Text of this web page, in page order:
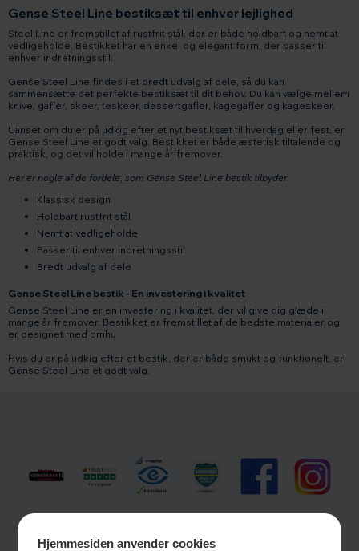
Hjemmesiden anvender cookies
Gense Steel Line bestiksæt til enhver lejlighed
Steel Line er fremstillet af rustfrit stål, der er både holdbart og nemt at
vedligeholde. Bestikket har en enkel og elegant form, der passer til
enhver indretningsstil.
Gense Steel Line findes i et bredt udvalg af dele, så du kan
sammensætte det perfekte bestiksæt til dit behov. Du kan vælge mellem
knive, gafler, skeer, teskeer, dessertgafler, kagegafler og kageskeer.
Uanset om du er på udkig efter et nyt bestiksæt til hverdag eller fest, er
Gense Steel Line et godt valg. Bestikket er både æstetisk tiltalende og
praktisk, og det vil holde i mange år fremover.
Her er nogle af de fordele, som Gense Steel Line bestik tilbyder:
Klassisk design
Holdbart rustfrit stål
Nemt at vedligeholde
Passer til enhver indretningsstil
Bredt udvalg af dele
Gense Steel Line bestik - En investering i kvalitet
Gense Steel Line er en investering i kvalitet, der vil give dig glæde i
mange år fremover. Bestikket er fremstillet af de bedste materialer og
er designet med omhu.
Hvis du er på udkig efter et bestik, der er både smukt og funktionelt, er
Gense Steel Line et godt valg.
Informationer